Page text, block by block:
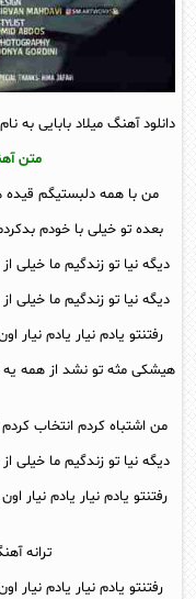
دانلود آهنگ میلاد بابایی به
متن
من با همه دلبستیگم قیده
بعده تو خیلی با خودم
دیگه نیا تو زندگیم ما خیلی
دیگه نیا تو زندگیم ما خیلی
رفتنتو یادم نیار یادم نیار
هیشکی مثه تو نشد از همه یه
من اشتباه کردم انتخاب
دیگه نیا تو زندگیم ما خیلی
رفتنتو یادم نیار یادم نیار
ترانه
رفتنتو یادم نیار یادم نیار